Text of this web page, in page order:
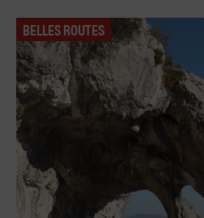
BELLES ROUTES